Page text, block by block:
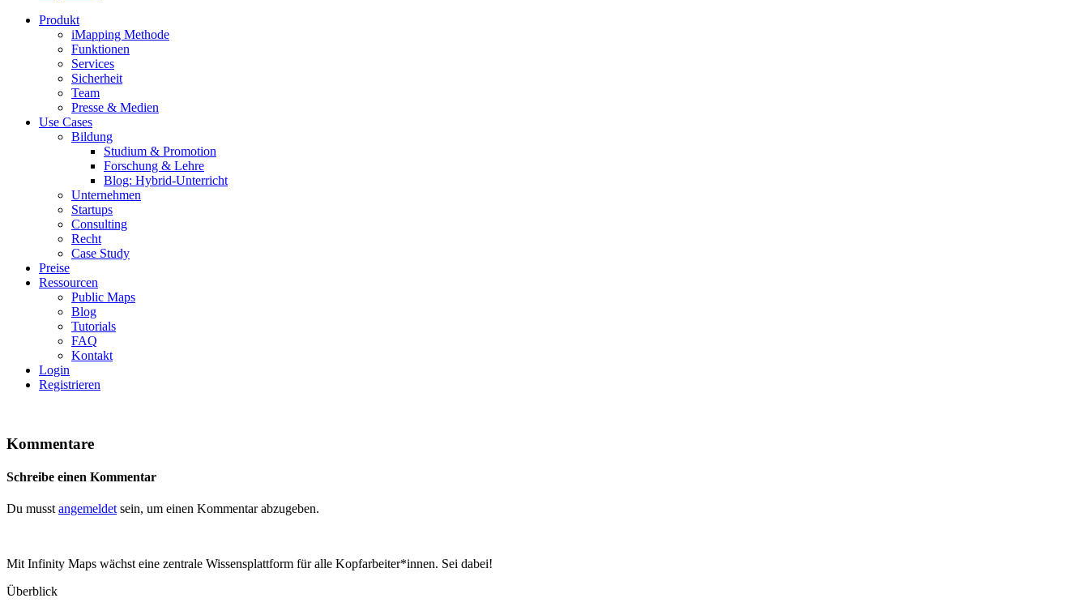
Produkt
iMapping Methode
Funktionen
Services
Sicherheit
Team
Presse & Medien
Use Cases
Bildung
Studium & Promotion
Forschung & Lehre
Blog: Hybrid-Unterricht
Unternehmen
Startups
Consulting
Recht
Case Study
Preise
Ressourcen
Public Maps
Blog
Tutorials
FAQ
Kontakt
Login
Registrieren
Kommentare
Schreibe einen Kommentar
Du musst angemeldet sein, um einen Kommentar abzugeben.
Mit Infinity Maps wächst eine zentrale Wissensplattform für alle Kopfarbeiter*innen. Sei dabei!
Überblick